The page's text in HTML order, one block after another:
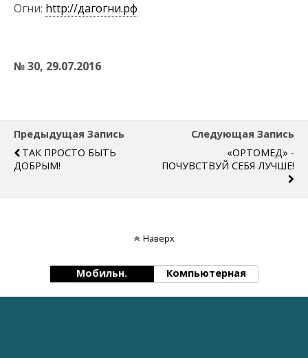
Огни: http://дагогни.рф
№ 30, 29.07.2016
Предыдущая Запись
ТАК ПРОСТО БЫТЬ
ДОБРЫМ!
Следующая Запись
«ОРТОМЕД» -
ПОЧУВСТВУЙ СЕБЯ ЛУЧШЕ!
Наверх
Мобильн. Компьютерная